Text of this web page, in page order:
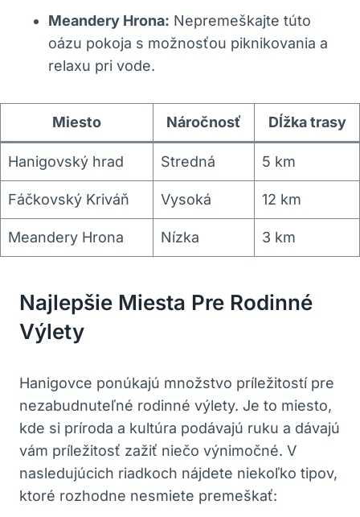
Meandery Hrona: Nepremeškajte túto
oázu pokoja s možnosťou piknikovania a
relaxu pri vode.
Miesto Náročnosť Dĺžka trasy
Hanigovský hrad Stredná 5 km
Fáčkovský Kriváň Vysoká 12 km
Meandery Hrona Nízka 3 km
Najlepšie Miesta Pre Rodinné
Výlety
Hanigovce ponúkajú množstvo príležitostí pre
nezabudnuteľné rodinné výlety. Je to miesto,
kde si príroda a kultúra podávajú ruku a dávajú
vám príležitosť zažiť niečo výnimočné. V
nasledujúcich riadkoch nájdete niekoľko tipov,
ktoré rozhodne nesmiete premeškať: